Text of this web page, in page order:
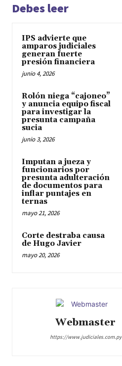
Debes leer
IPS advierte que
amparos judiciales
generan fuerte
presión financiera
junio 4, 2026
Rolón niega “cajoneo”
y anuncia equipo fiscal
para investigar la
presunta campaña
sucia
junio 3, 2026
Imputan a jueza y
funcionarios por
presunta adulteración
de documentos para
inflar puntajes en
ternas
mayo 21, 2026
Corte destraba causa
de Hugo Javier
mayo 20, 2026
Webmaster
https://www.judiciales.com.py